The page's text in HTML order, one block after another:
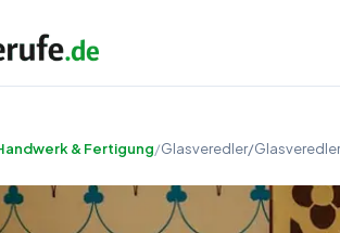
& Fertigung/Glasveredler/